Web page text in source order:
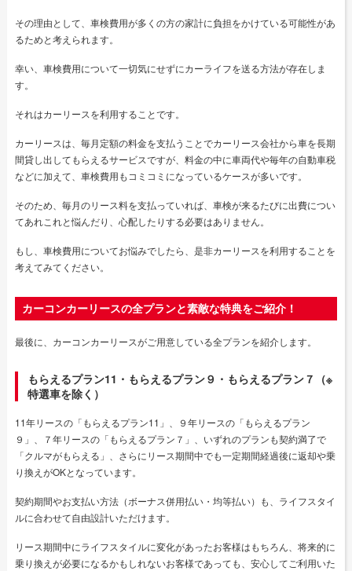
その理由として、車検費用が多くの方の家計に負担をかけている可能性があ
るためと考えられます。
幸い、車検費用について一切気にせずにカーライフを送る方法が存在しま
す。
それはカーリースを利用することです。
カーリースは、毎月定額の料金を支払うことでカーリース会社から車を長期
間貸し出してもらえるサービスですが、料金の中に車両代や毎年の自動車税
などに加えて、車検費用もコミコミになっているケースが多いです。
そのため、毎月のリース料を支払っていれば、車検が来るたびに出費につい
てあれこれと悩んだり、心配したりする必要はありません。
もし、車検費用についてお悩みでしたら、是非カーリースを利用することを
考えてみてください。
カーコンカーリースの全プランと素敵な特典をご紹介！
最後に、カーコンカーリースがご用意している全プランを紹介します。
もらえるプラン11・もらえるプラン９・もらえるプラン７（※
特選車を除く）
11年リースの「もらえるプラン11」、９年リースの「もらえるプラン
９」、７年リースの「もらえるプラン７」、いずれのプランも契約満了で
「クルマがもらえる」、さらにリース期間中でも一定期間経過後に返却や乗
り換えがOKとなっています。
契約期間やお支払い方法（ボーナス併用払い・均等払い）も、ライフスタイ
ルに合わせて自由設計いただけます。
リース期間中にライフスタイルに変化があったお客様はもちろん、将来的に
乗り換えが必要になるかもしれないお客様であっても、安心してご利用いた